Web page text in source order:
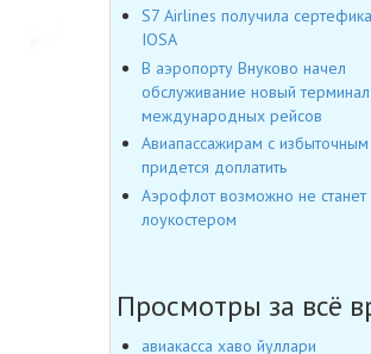
S7 Airlines получила
IOSA
В аэропорту Внуково начел
обслуживание новый
международных рейсов
Авиапассажирам с
придется доплатить
Аэрофлот возможно не станет
лоукостером
Просмотры за всё
авиакасса хаво йуллари